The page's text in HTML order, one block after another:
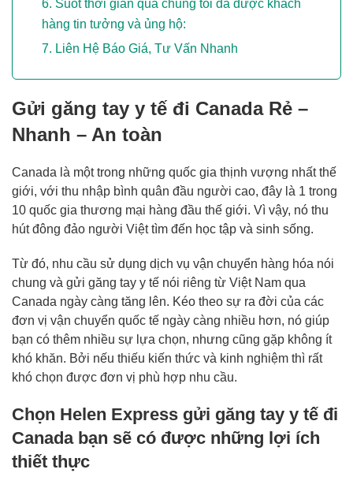
Suốt thời gian qua chúng tôi đã được khách
hàng tin tưởng và ủng hộ:
Liên Hệ Báo Giá, Tư Vấn Nhanh
Gửi găng tay y tế đi Canada Rẻ –
Nhanh – An toàn
Canada là một trong những quốc gia thịnh vượng nhất thế
giới, với thu nhập bình quân đầu người cao, đây là 1 trong
10 quốc gia thương mại hàng đầu thế giới. Vì vậy, nó thu
hút đông đảo người Việt tìm đến học tập và sinh sống.
Từ đó, nhu cầu sử dụng dịch vụ vận chuyển hàng hóa nói
chung và gửi găng tay y tế nói riêng từ Việt Nam qua
Canada ngày càng tăng lên. Kéo theo sự ra đời của các
đơn vị vận chuyển quốc tế ngày càng nhiều hơn, nó giúp
bạn có thêm nhiều sự lựa chọn, nhưng cũng gặp không ít
khó khăn. Bởi nếu thiếu kiến thức và kinh nghiệm thì rất
khó chọn được đơn vị phù hợp nhu cầu.
Chọn Helen Express gửi găng tay y tế đi
Canada bạn sẽ có được những lợi ích
thiết thực